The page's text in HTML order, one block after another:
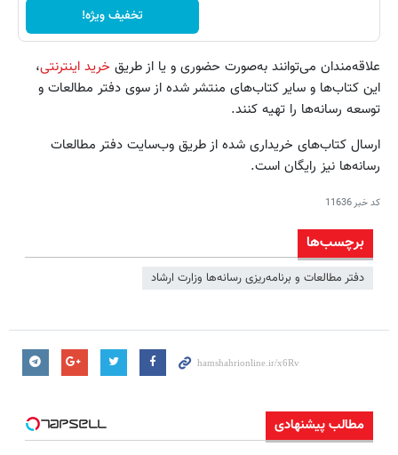
تخفیف ویژه!
علاقه‌مندان می‌توانند به‌صورت حضوری و یا از طریق خرید اینترنتی،
این کتاب‌ها و سایر کتاب‌های منتشر شده از سوی دفتر مطالعات و
توسعه رسانه‌ها را تهیه کنند.
ارسال کتاب‌های خریداری شده از طریق وب‌سایت دفتر مطالعات
رسانه‌ها نیز رایگان است.
کد خبر11636
برچسب‌ها
دفتر مطالعات و برنامه‌ریزی رسانه‌ها وزارت ارشاد
مطالب پیشنهادی